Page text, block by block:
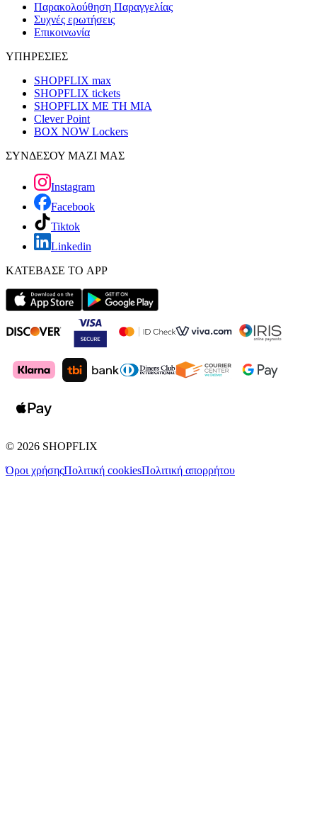
Παρακολούθηση Παραγγελίας
Συχνές ερωτήσεις
Επικοινωνία
ΥΠΗΡΕΣΙΕΣ
SHOPFLIX max
SHOPFLIX tickets
SHOPFLIX ΜΕ ΤΗ ΜΙΑ
Clever Point
BOX NOW Lockers
ΣΥΝΔΕΣΟΥ ΜΑΖΙ ΜΑΣ
Instagram
Facebook
Tiktok
Linkedin
ΚΑΤΕΒΑΣΕ ΤΟ APP
© 2026 SHOPFLIX
Όροι χρήσηςΠολιτική cookiesΠολιτική απορρήτου